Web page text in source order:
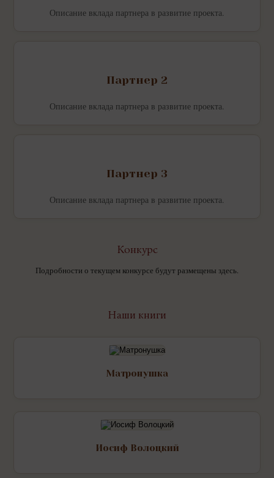
Описание вклада партнера в развитие проекта.
Партнер 2
Описание вклада партнера в развитие проекта.
Партнер 3
Описание вклада партнера в развитие проекта.
Конкурс
Подробности о текущем конкурсе будут размещены здесь.
Наши книги
Матронушка
Иосиф Волоцкий